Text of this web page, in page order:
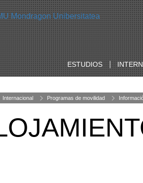
ESTUDIOS
Internacional Programas de movilidad